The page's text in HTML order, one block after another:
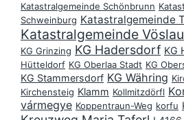
Katastralgemeinde Schönbrunn
Schweinburg Katastralgemeinde
Katastralgemeinde Vöslau
KG Grinzing KG Hadersdorf KG
Hütteldorf KG Oberlaa Stadt KG
KG Stammersdorf KG Währing
Kirchensteig Klamm Kollmitzdörfl
vármegye Koppentraun-Weg korfu